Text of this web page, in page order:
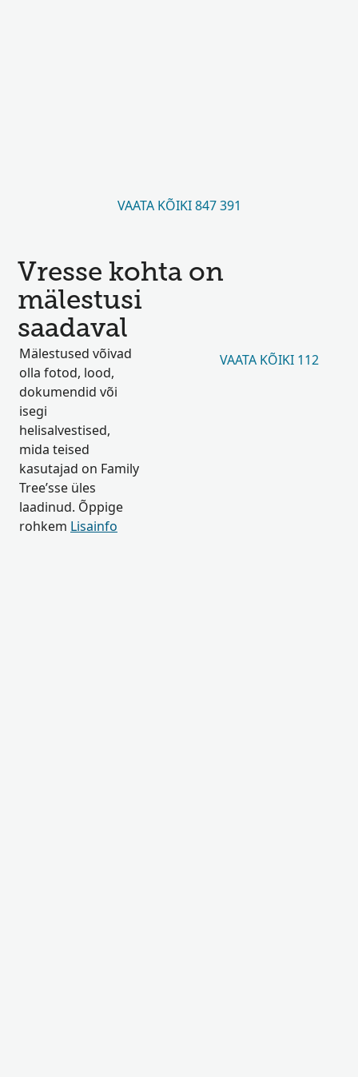
VAATA KÕIKI 847 391
Vresse kohta on
mälestusi
saadaval
Mälestused võivad
olla fotod, lood,
dokumendid või
isegi
helisalvestised,
mida teised
kasutajad on Family
Tree’sse üles
laadinud. Õppige
rohkem Lisainfo
VAATA KÕIKI 112